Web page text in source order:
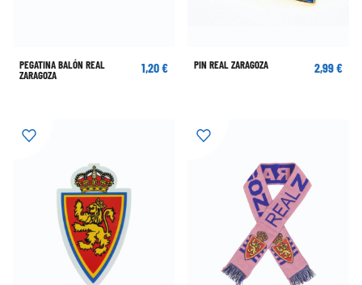
PEGATINA BALÓN REAL
ZARAGOZA
1,20 € PIN REAL ZARAGOZA 2,99 €